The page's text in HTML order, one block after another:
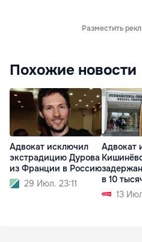
Разместить
Похожие новости
Адвокат исключил
экстрадицию Дурова
из Франции в Россию
29 Июл. 23:11
Адвокат
в 10
13